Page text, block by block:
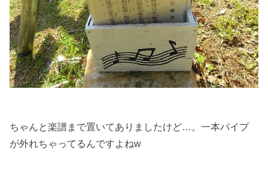
ちゃんと楽譜まで置いてありましたけど…。一本パイプ
が外れちゃってるんですよねw